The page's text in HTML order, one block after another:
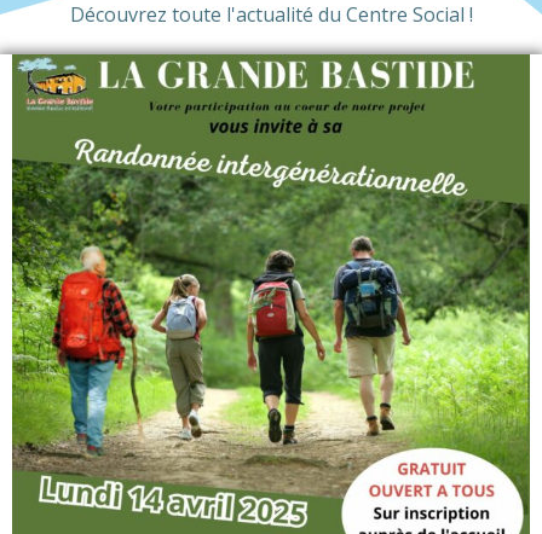
Découvrez toute l'actualité du Centre Social !